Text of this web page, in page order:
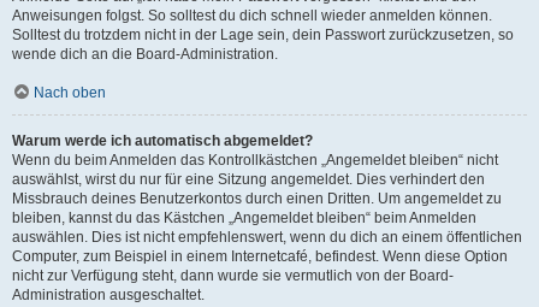
Anweisungen folgst. So solltest du dich schnell wieder anmelden können.
Solltest du trotzdem nicht in der Lage sein, dein Passwort zurückzusetzen, so
wende dich an die Board-Administration.
Nach oben
Warum werde ich automatisch abgemeldet?
Wenn du beim Anmelden das Kontrollkästchen „Angemeldet bleiben“ nicht
auswählst, wirst du nur für eine Sitzung angemeldet. Dies verhindert den
Missbrauch deines Benutzerkontos durch einen Dritten. Um angemeldet zu
bleiben, kannst du das Kästchen „Angemeldet bleiben“ beim Anmelden
auswählen. Dies ist nicht empfehlenswert, wenn du dich an einem öffentlichen
Computer, zum Beispiel in einem Internetcafé, befindest. Wenn diese Option
nicht zur Verfügung steht, dann wurde sie vermutlich von der Board-
Administration ausgeschaltet.